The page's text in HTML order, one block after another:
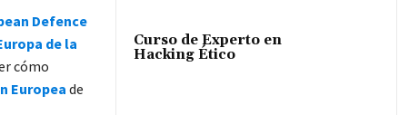
Defence
de la
cómo
Europeade
Curso de Experto en
Hacking Ético